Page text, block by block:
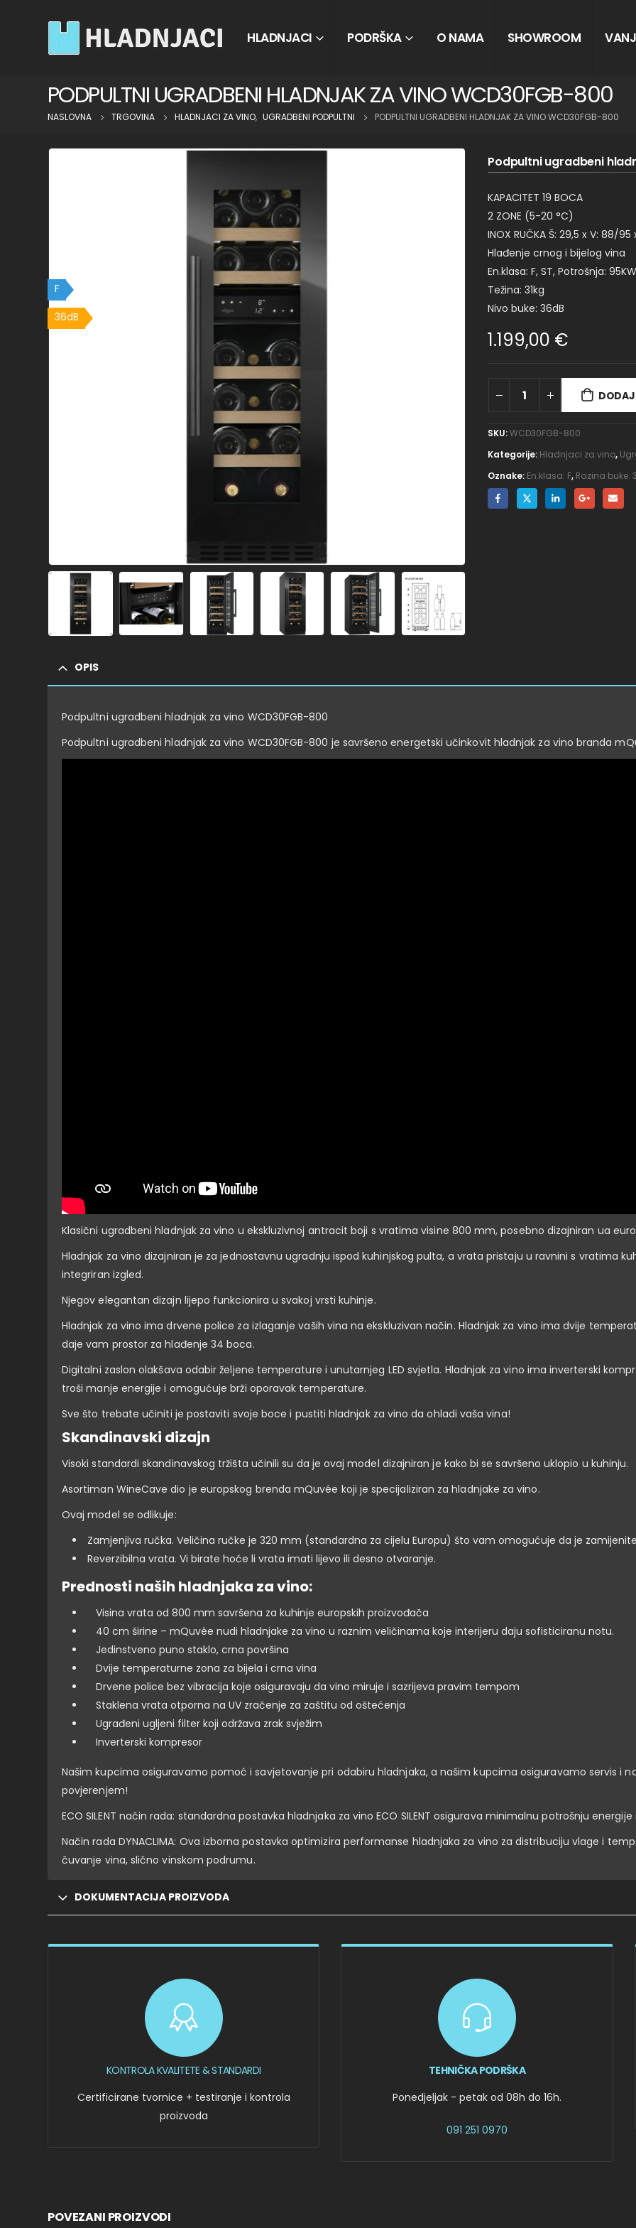
HLADNJACI PODRŠKA O NAMA SHOWROOM
PODPULTNI UGRADBENI HLADNJAK ZA VINO WCD30FGB-800
NASLOVNA TRGOVINA HLADNJACI ZA VINO, UGRADBENI PODPULTNI PODPULTNI UGRADBENI HLADNJAK ZA VINO WCD30FGB-800
F
36dB
Podpultni ugradbeni
KAPACITET 19 BOCA
2 ZONE (5-20 °C)
INOX RUČKA Š: 29,5 x V: 88/
Hlađenje crnog i bijelog vina
En.klasa: F, ST, Potrošnja:
Težina: 31kg
Nivo buke: 36dB
1.199,00 €
DODAJ
SKU:WCD30FGB-800
Kategorije: Hladnjaci za vino,
Oznake: En.klasa: F, Razina buke:
OPIS
Podpultni ugradbeni hladnjak za vino WCD30FGB-800
Podpultni ugradbeni hladnjak za vino WCD30FGB-800 je savršeno energetski učinkovit hladnjak za vino branda
Klasični ugradbeni hladnjak za vino u ekskluzivnoj antracit boji s vratima visine 800 mm, posebno dizajniran ua
Hladnjak za vino dizajniran je za jednostavnu ugradnju ispod kuhinjskog pulta, a vrata pristaju u ravnini s vratima
integriran izgled.
Njegov elegantan dizajn lijepo funkcionira u svakoj vrsti kuhinje.
Hladnjak za vino ima drvene police za izlaganje vaših vina na ekskluzivan način. Hladnjak za vino ima dvije
daje vam prostor za hlađenje 34 boca.
Digitalni zaslon olakšava odabir željene temperature i unutarnjeg LED svjetla. Hladnjak za vino ima inverterski
troši manje energije i omogućuje brži oporavak temperature.
Sve što trebate učiniti je postaviti svoje boce i pustiti hladnjak za vino da ohladi vaša vina!
Skandinavski dizajn
Visoki standardi skandinavskog tržišta učinili su da je ovaj model dizajniran je kako bi se savršeno uklopio u kuhinju.
Asortiman WineCave dio je europskog brenda mQuvée koji je specijaliziran za hladnjake za vino.
Ovaj model se odlikuje:
Zamjenjiva ručka. Veličina ručke je 320 mm (standardna za cijelu Europu) što vam omogućuje da je
Reverzibilna vrata. Vi birate hoće li vrata imati lijevo ili desno otvaranje.
Prednosti naših hladnjaka za vino:
Visina vrata od 800 mm savršena za kuhinje europskih proizvođača
40 cm širine – mQuvée nudi hladnjake za vino u raznim veličinama koje interijeru daju sofisticiranu notu.
Jedinstveno puno staklo, crna površina
Dvije temperaturne zona za bijela i crna vina
Drvene police bez vibracija koje osiguravaju da vino miruje i sazrijeva pravim tempom
Staklena vrata otporna na UV zračenje za zaštitu od oštećenja
Ugrađeni ugljeni filter koji održava zrak svježim
Inverterski kompresor
Našim kupcima osiguravamo pomoć i savjetovanje pri odabiru hladnjaka, a našim kupcima osiguravamo servis i
povjerenjem!
ECO SILENT način rada: standardna postavka hladnjaka za vino ECO SILENT osigurava minimalnu potrošnju energije
Način rada DYNACLIMA: Ova izborna postavka optimizira performanse hladnjaka za vino za distribuciju vlage i
čuvanje vina, slično vinskom podrumu.
DOKUMENTACIJA PROIZVODA
KONTROLA KVALITETE & STANDARDI
Certificirane tvornice + testiranje i kontrola
proizvoda
TEHNIČKA PODRŠKA
Ponedjeljak - petak od 08h do 16h.
091 251 0970
POVEZANI PROIZVODI